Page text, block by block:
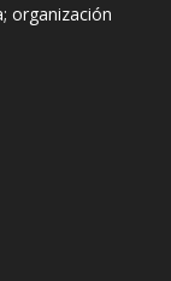
organización